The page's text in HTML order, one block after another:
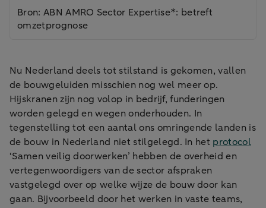
Bron: ABN AMRO Sector Expertise*: betreft
omzetprognose
Nu Nederland deels tot stilstand is gekomen, vallen
de bouwgeluiden misschien nog wel meer op.
Hijskranen zijn nog volop in bedrijf, funderingen
worden gelegd en wegen onderhouden. In
tegenstelling tot een aantal ons omringende landen is
de bouw in Nederland niet stilgelegd. In het protocol
‘Samen veilig doorwerken’ hebben de overheid en
vertegenwoordigers van de sector afspraken
vastgelegd over op welke wijze de bouw door kan
gaan. Bijvoorbeeld door het werken in vaste teams,